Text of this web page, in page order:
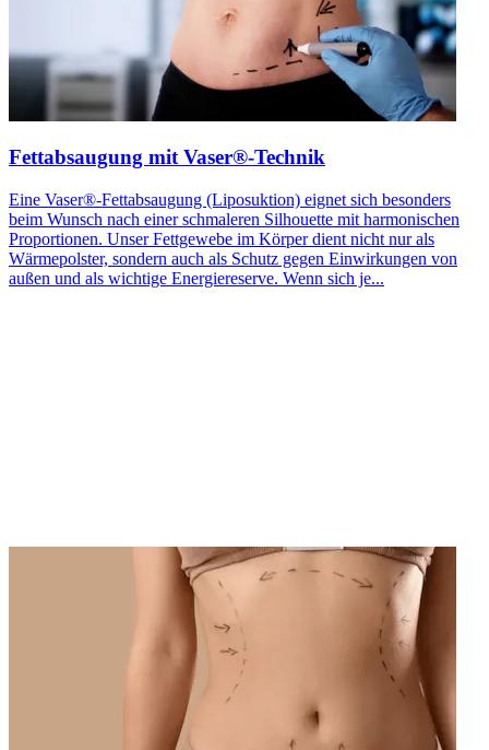
Fettabsaugung mit Vaser®-Technik
Eine Vaser®️-Fettabsaugung (Liposuktion) eignet sich besonders
beim Wunsch nach einer schmaleren Silhouette mit harmonischen
Proportionen. Unser Fettgewebe im Körper dient nicht nur als
Wärmepolster, sondern auch als Schutz gegen Einwirkungen von
außen und als wichtige Energiereserve. Wenn sich je...